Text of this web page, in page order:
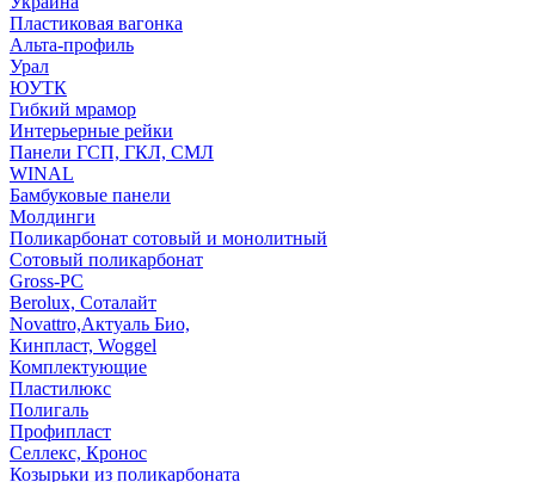
Пластиковая вагонка
Альта-профиль
Урал
ЮУТК
Гибкий мрамор
Интерьерные рейки
Панели ГСП, ГКЛ, СМЛ
WINAL
Бамбуковые панели
Молдинги
Поликарбонат сотовый и монолитный
Сотовый поликарбонат
Gross-PC
Berolux, Соталайт
Novattro,Актуаль Био,
Кинпласт, Woggel
Комплектующие
Пластилюкс
Полигаль
Профипласт
Селлекс, Кронос
Козырьки из поликарбоната